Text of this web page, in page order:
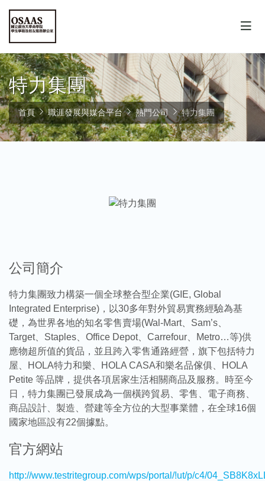
特力集團
首頁 職涯發展與媒合平台 熱門公司 特力集團
公司簡介
特力集團致力構築一個全球整合型企業(GIE, Global
Integrated Enterprise)，以30多年對外貿易實務經驗為基
礎，為世界各地的知名零售賣場(Wal-Mart、Sam’s、
Target、Staples、Office Depot、Carrefour、Metro…等)供
應物超所值的貨品，並且跨入零售通路經營，旗下包括特力
屋、HOLA特力和樂、HOLA CASA和樂名品傢俱、HOLA
Petite 等品牌，提供各項居家生活相關商品及服務。時至今
日，特力集團已發展成為一個橫跨貿易、零售、電子商務、
商品設計、製造、營建等全方位的大型事業體，在全球16個
國家地區設有22個據點。
官方網站
http://www.testritegroup.com/wps/portal/!ut/p/c4/